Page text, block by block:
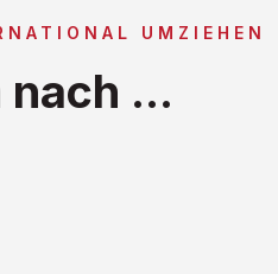
UMZIEHEN
nach ...